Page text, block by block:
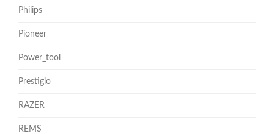
Philips
Pioneer
Power_tool
Prestigio
RAZER
REMS